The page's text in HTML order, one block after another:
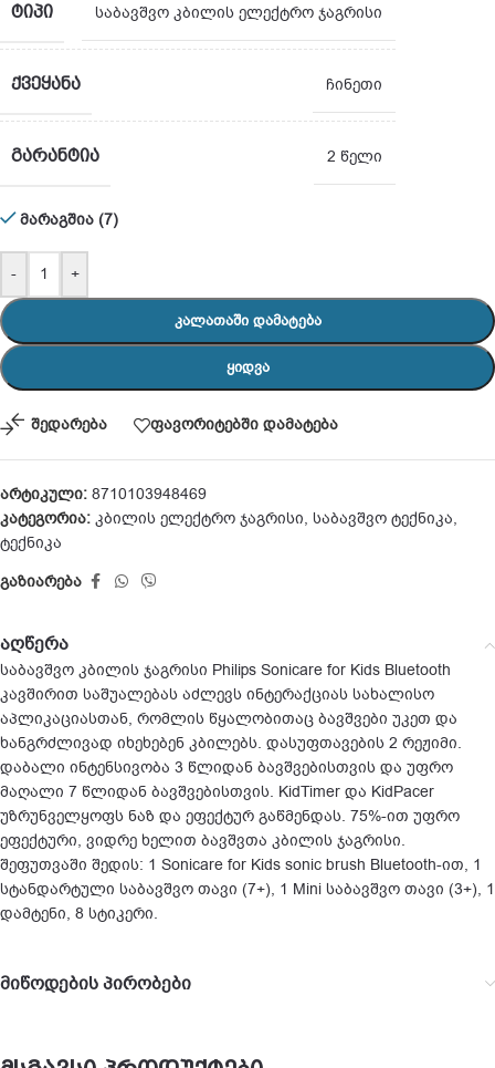
ᲢᲘᲞᲘ საბავშვო კბილის ელექტრო ჯაგრისი
ᲥᲕᲔᲧᲐᲜᲐ ჩინეთი
ᲒᲐᲠᲐᲜᲢᲘᲐ 2 წელი
მარაგშია (7)
- +
ᲙᲐᲚᲐᲗᲐᲨᲘ ᲓᲐᲛᲐᲢᲔᲑᲐ
ᲧᲘᲓᲕᲐ
შედარება ფავორიტებში დამატება
არტიკული: 8710103948469
კატეგორია: კბილის ელექტრო ჯაგრისი, საბავშვო ტექნიკა,
ტექნიკა
გაზიარება
აღწერა
საბავშვო კბილის ჯაგრისი Philips Sonicare for Kids Bluetooth
კავშირით საშუალებას აძლევს ინტერაქციას სახალისო
აპლიკაციასთან, რომლის წყალობითაც ბავშვები უკეთ და
ხანგრძლივად იხეხებენ კბილებს. დასუფთავების 2 რეჟიმი.
დაბალი ინტენსივობა 3 წლიდან ბავშვებისთვის და უფრო
მაღალი 7 წლიდან ბავშვებისთვის. KidTimer და KidPacer
უზრუნველყოფს ნაზ და ეფექტურ გაწმენდას. 75%-ით უფრო
ეფექტური, ვიდრე ხელით ბავშვთა კბილის ჯაგრისი.
შეფუთვაში შედის: 1 Sonicare for Kids sonic brush Bluetooth-ით, 1
სტანდარტული საბავშვო თავი (7+), 1 Mini საბავშვო თავი (3+), 1
დამტენი, 8 სტიკერი.
მიწოდების პირობები